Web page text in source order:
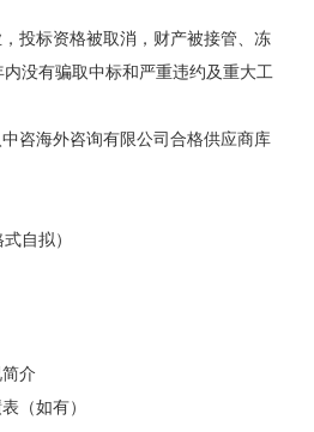
投标资格被取消，财产被接管、冻
没有骗取中标和严重违约及重大工
咨海外咨询有限公司合格供应商库
自拟）
介
（如有）